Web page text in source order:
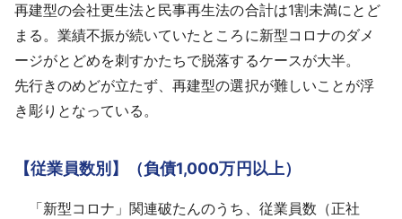
再建型の会社更生法と民事再生法の合計は1割未満にとど
まる。業績不振が続いていたところに新型コロナのダメ
ージがとどめを刺すかたちで脱落するケースが大半。
先行きのめどが立たず、再建型の選択が難しいことが浮
き彫りとなっている。
【従業員数別】（負債1,000万円以上）
「新型コロナ」関連破たんのうち、従業員数（正社